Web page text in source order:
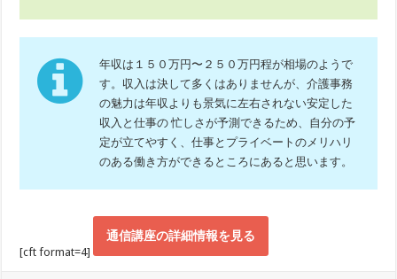
年収は１５０万円〜２５０万円程が相場のようで
す。収入は決して多くはありませんが、介護事務
の魅力は年収よりも景気に左右されない安定した
収入と仕事の 忙しさが予測できるため、自分の予
定が立てやすく、仕事とプライベートのメリハリ
のある働き方ができるところにあると思います。
[cft format=4]
通信講座の詳細情報を見る